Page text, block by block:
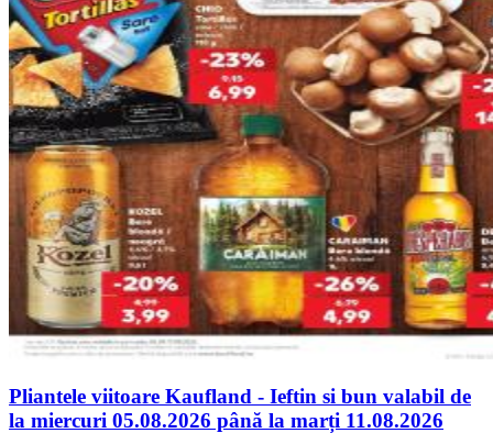
Pliantele viitoare Kaufland - Ieftin si bun valabil de
la miercuri 05.08.2026 până la marți 11.08.2026